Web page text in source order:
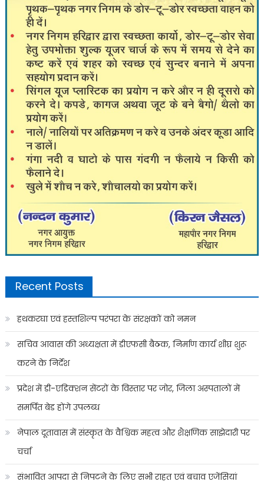
Recent Posts
हथकरघा एवं हस्तशिल्प परंपरा के संरक्षकों को नमन
सचिव आवास की अध्यक्षता में डीएफसी बैठक, निर्माण कार्य शीघ्र शुरू
करने के निर्देश
प्रदेश में डी-एडिक्शन सेंटरों के विस्तार पर जोर, जिला अस्पतालों में
समर्पित बेड होंगे उपलब्ध
नेपाल दूतावास में संस्कृत के वैश्विक महत्व और शैक्षणिक साझेदारी पर
चर्चा
संभावित आपदा से निपटने के लिए सभी राहत एवं बचाव एजेंसियां